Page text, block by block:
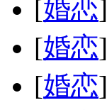
[婚恋]
[婚恋]
[婚恋]